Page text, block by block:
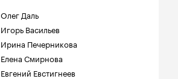
Олег Даль
Игорь Васильев
Ирина Печерникова
Елена Смирнова
Евгений Евстигнеев